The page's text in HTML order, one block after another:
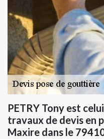
PETRY Tony est
travaux de devis en
Maxire dans le